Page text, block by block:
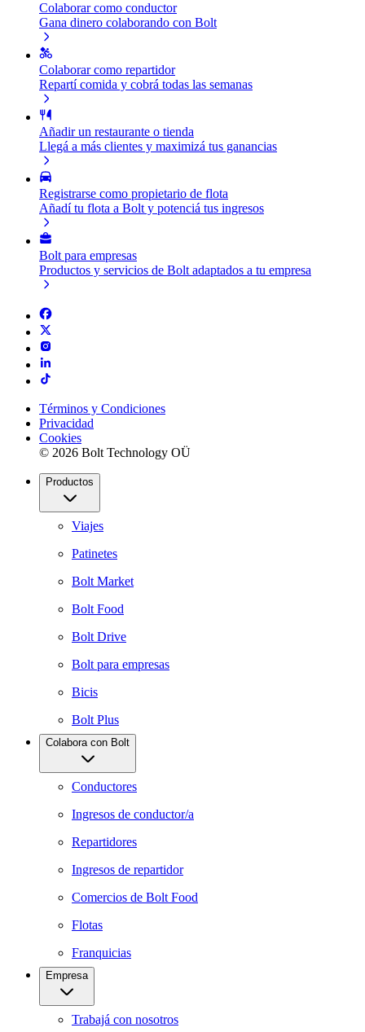
Colaborar como conductor
Gana dinero colaborando con Bolt
Colaborar como repartidor
Repartí comida y cobrá todas las semanas
Añadir un restaurante o tienda
Llegá a más clientes y maximizá tus ganancias
Registrarse como propietario de flota
Añadí tu flota a Bolt y potenciá tus ingresos
Bolt para empresas
Productos y servicios de Bolt adaptados a tu empresa
Términos y Condiciones
Privacidad
Cookies
© 2026 Bolt Technology OÜ
Productos
Viajes
Patinetes
Bolt Market
Bolt Food
Bolt Drive
Bolt para empresas
Bicis
Bolt Plus
Colabora con Bolt
Conductores
Ingresos de conductor/a
Repartidores
Ingresos de repartidor
Comercios de Bolt Food
Flotas
Franquicias
Empresa
Trabajá con nosotros